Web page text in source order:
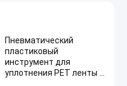
Пневматический
пластиковый
инструмент для
уплотнения PET ленты 9